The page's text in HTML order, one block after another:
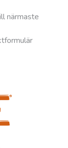
närmaste